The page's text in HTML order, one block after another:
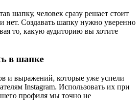
шапку, человек сразу решает стоит
нет. Создавать шапку нужно уверенно
то, какую аудиторию вы хотите
в шапке
и выражений, которые уже успели
Instagram. Использовать их при
профиля мы точно не